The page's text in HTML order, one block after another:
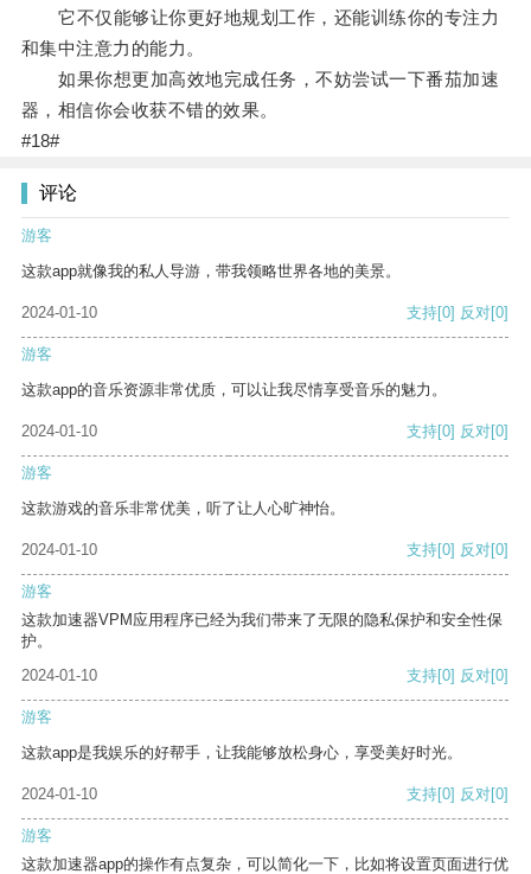
它不仅能够让你更好地规划工作，还能训练你的专注力
和集中注意力的能力。
如果你想更加高效地完成任务，不妨尝试一下番茄加速
器，相信你会收获不错的效果。
#18#
评论
游客
这款app就像我的私人导游，带我领略世界各地的美景。
2024-01-10 支持[0] 反对[0]
游客
这款app的音乐资源非常优质，可以让我尽情享受音乐的魅力。
2024-01-10 支持[0] 反对[0]
游客
这款游戏的音乐非常优美，听了让人心旷神怡。
2024-01-10 支持[0] 反对[0]
游客
这款加速器VPM应用程序已经为我们带来了无限的隐私保护和安全性保
护。
2024-01-10
支持[0] 反对[0]
游客
这款app是我娱乐的好帮手，让我能够放松身心，享受美好时光。
2024-01-10 支持[0] 反对[0]
游客
这款加速器app的操作有点复杂，可以简化一下，比如将设置页面进行优